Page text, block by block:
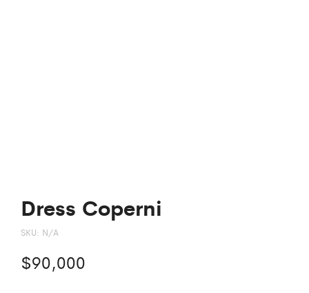
Dress Coperni
SKU: N/A
$90,000